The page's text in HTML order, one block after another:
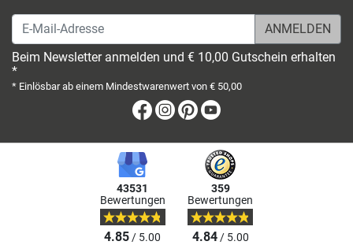
E-Mail-Adresse
Beim Newsletter anmelden und € 10,00 Gutschein erhalten
*
* Einlösbar ab einem Mindestwarenwert von € 50,00
Facebook
Instagram
Pinterest
43531
Bewertungen
4.85/ 5.00
359
Bewertungen
4.84/ 5.00